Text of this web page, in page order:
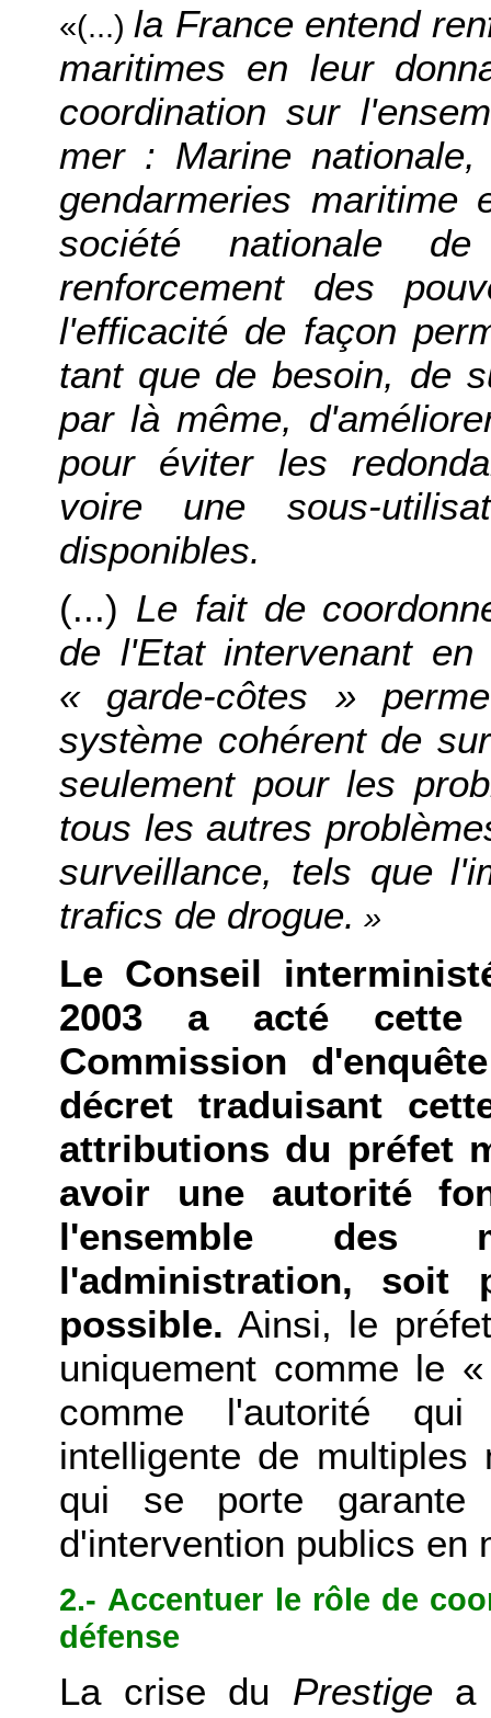
«(...) la France entend
maritimes en leur
coordination sur
mer : Marine
gendarmeries
société nationale
renforcement des
l'efficacité de façon
tant que de besoin, de
par là même,
pour éviter les
voire une sous-
disponibles.
(...) Le fait de
de l'Etat intervenant
« garde-côtes »
système cohérent de
seulement pour les
tous les autres
surveillance, tels que
trafics de drogue. »
Le Conseil
2003 a acté cette
Commission
décret traduisant
attributions du préfet
avoir une autorité
l'ensemble des
l'administration, soit
possible. Ainsi, le
uniquement comme le
comme l'autorité qui
intelligente de
qui se porte garante
d'intervention publics en
2.- Accentuer le rôle de
défense
La crise du Prestigea